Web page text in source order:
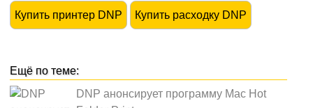
Купить принтер DNP Купить расходку DNP
DNP анонсирует программу Mac Hot